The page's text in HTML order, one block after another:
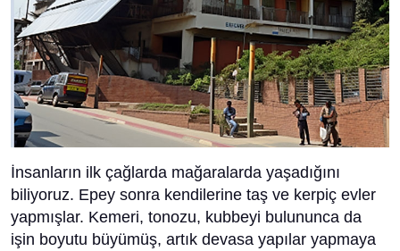
İnsanların ilk çağlarda mağaralarda yaşadığını
biliyoruz. Epey sonra kendilerine taş ve kerpiç evler
yapmışlar. Kemeri, tonozu, kubbeyi bulununca da
işin boyutu büyümüş, artık devasa yapılar yapmaya